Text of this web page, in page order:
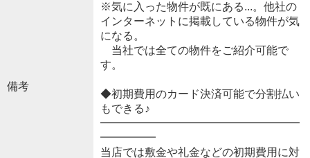
備考
※気に入った物件が既にある...。他社の
インターネットに掲載している物件が気
になる。
当社では全ての物件をご紹介可能で
す。
◆初期費用のカード決済可能で分割払い
もできる♪
━━━━━━━━━━━━━━━━━━
━━━━━
当店では敷金や礼金などの初期費用に対